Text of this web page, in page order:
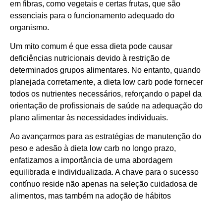
em fibras, como vegetais e certas frutas, que são
essenciais para o funcionamento adequado do
organismo.
Um mito comum é que essa dieta pode causar
deficiências nutricionais devido à restrição de
determinados grupos alimentares. No entanto, quando
planejada corretamente, a dieta low carb pode fornecer
todos os nutrientes necessários, reforçando o papel da
orientação de profissionais de saúde na adequação do
plano alimentar às necessidades individuais.
Ao avançarmos para as estratégias de manutenção do
peso e adesão à dieta low carb no longo prazo,
enfatizamos a importância de uma abordagem
equilibrada e individualizada. A chave para o sucesso
contínuo reside não apenas na seleção cuidadosa de
alimentos, mas também na adoção de hábitos